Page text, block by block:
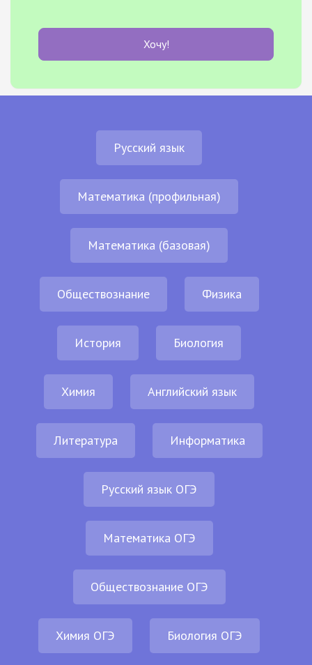
Хочу!
Русский язык
Математика (профильная)
Математика (базовая)
Обществознание Физика
История Биология
Химия Английский язык
Литература Информатика
Русский язык ОГЭ
Математика ОГЭ
Обществознание ОГЭ
Химия ОГЭ Биология ОГЭ